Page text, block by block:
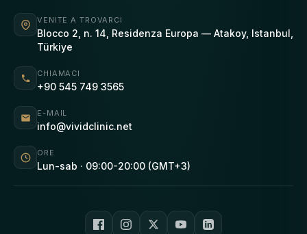
VENITE A TROVARCI
Blocco 2, n. 14, Residenza Europa — Atakoy, Istanbul,
Türkiye
CHIAMACI
+90 545 749 3565
E-MAIL
info@vividclinic.net
ORE
Lun-sab · 09:00-20:00 (GMT+3)